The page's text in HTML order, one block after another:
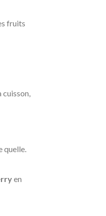
fruits
cuisson,
quelle.
en